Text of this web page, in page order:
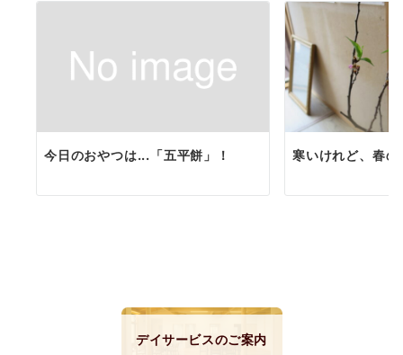
今日のおやつは...「五平餅」！ 寒いけれど、春の
デイサービスのご案内